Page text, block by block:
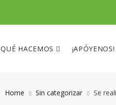
QUÉ HACEMOS ¡APÓYENOS!
Home Sin categorizar
Se